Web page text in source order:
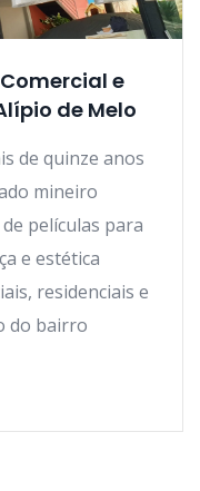
e
de Melo
de quinze anos
mineiro
películas para
e estética
residenciais e
do bairro